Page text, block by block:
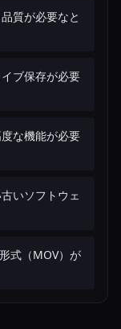
質が必要なと
ブ保存が必要
な機能が必要
いソフトウェ
式（MOV）が